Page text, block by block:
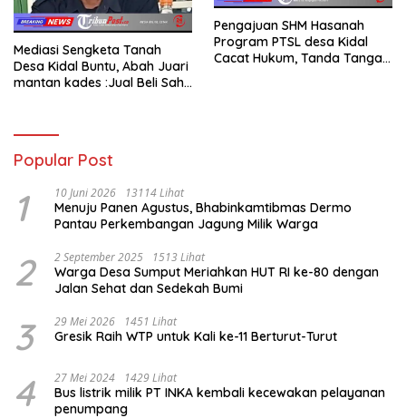
Mediasi Sengketa Tanah
Desa Kidal Buntu, Abah Juari
mantan kades :Jual Beli Sah,
Membatalkan Hak Warga.
Pengajuan SHM Hasanah
Program PTSL desa Kidal
Cacat Hukum, Tanda Tangan
Popular Post
1 10 Juni 2026 13114 Lihat
Menuju Panen Agustus, Bhabinkamtibmas Dermo
Pantau Perkembangan Jagung Milik Warga
2 2 September 2025 1513 Lihat
Warga Desa Sumput Meriahkan HUT RI ke-80 dengan
Jalan Sehat dan Sedekah Bumi ‎
3 29 Mei 2026 1451 Lihat
Gresik Raih WTP untuk Kali ke-11 Berturut-Turut
4 27 Mei 2024 1429 Lihat
Bus listrik milik PT INKA kembali kecewakan pelayanan
penumpang